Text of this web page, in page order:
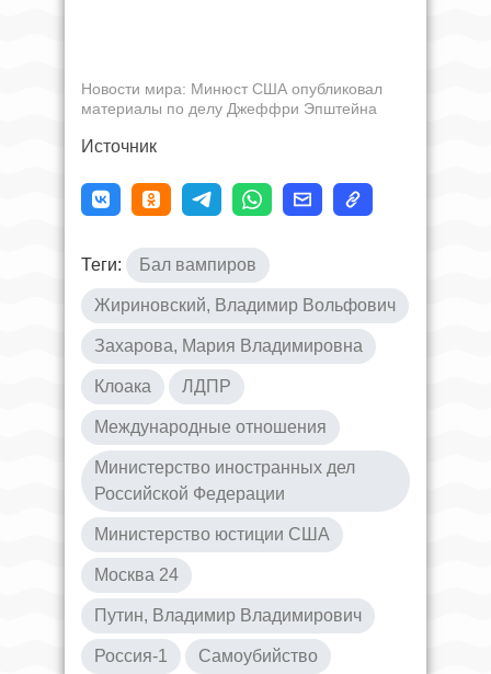
Новости мира: Минюст США опубликовал
материалы по делу Джеффри Эпштейна
Источник
Теги: Бал вампиров
Жириновский, Владимир Вольфович
Захарова, Мария Владимировна
Клоака ЛДПР
Международные отношения
Министерство иностранных дел
Российской Федерации
Министерство юстиции США
Москва 24
Путин, Владимир Владимирович
Россия-1 Самоубийство